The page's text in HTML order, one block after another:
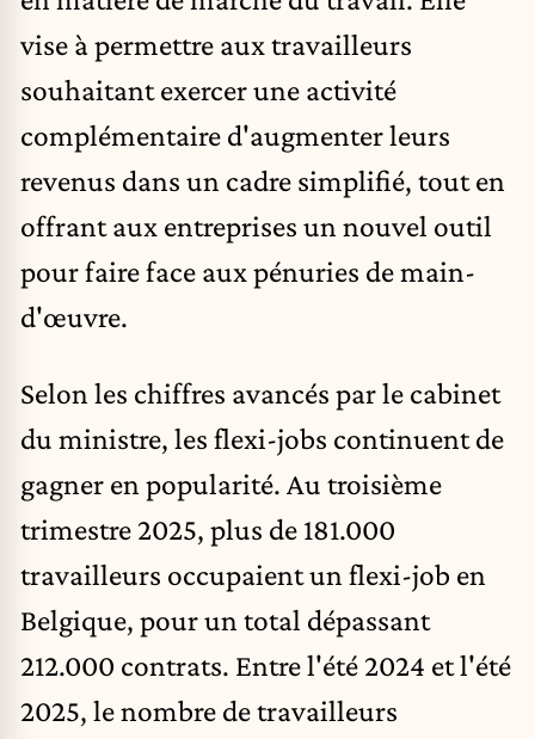
vise à permettre aux travailleurs
souhaitant exercer une activité
complémentaire d'augmenter leurs
revenus dans un cadre simplifié, tout en
offrant aux entreprises un nouvel outil
pour faire face aux pénuries de main-
d'œuvre.
Selon les chiffres avancés par le cabinet
du ministre, les flexi-jobs continuent de
gagner en popularité. Au troisième
trimestre 2025, plus de 181.000
travailleurs occupaient un flexi-job en
Belgique, pour un total dépassant
212.000 contrats. Entre l'été 2024 et l'été
2025, le nombre de travailleurs